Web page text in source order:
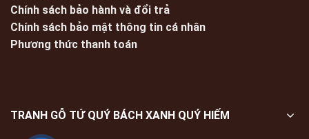
Chính sách bảo hành và đổi trả
Chính sách bảo mật thông tin cá nhân
Phương thức thanh toán
TRANH GỖ TỨ QUÝ BÁCH XANH QUÝ HIẾM